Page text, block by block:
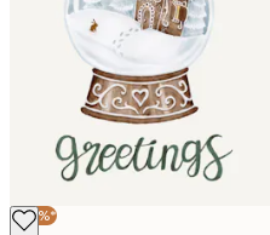
-40%*